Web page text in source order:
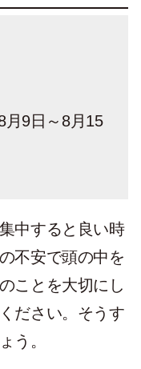
9日～8月15
中すると良い時
不安で頭の中を
ことを大切にし
ださい。そうす
う。